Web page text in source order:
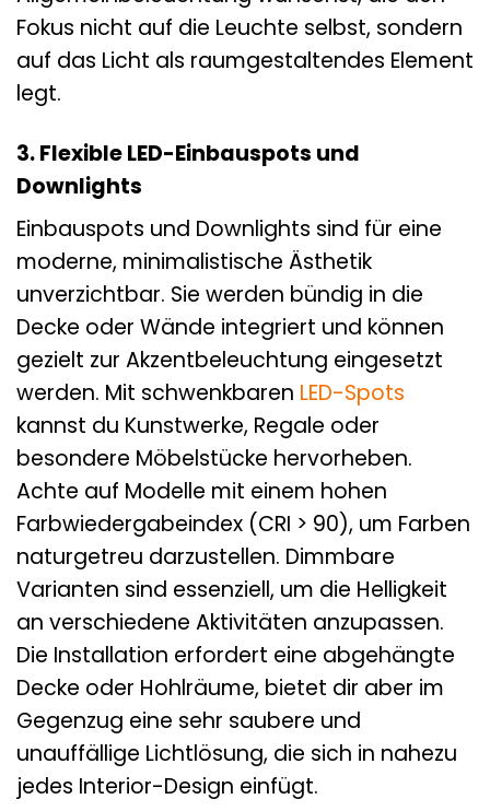
Fokus nicht auf die Leuchte selbst, sondern
auf das Licht als raumgestaltendes Element
legt.
3. Flexible LED-Einbauspots und
Downlights
Einbauspots und Downlights sind für eine
moderne, minimalistische Ästhetik
unverzichtbar. Sie werden bündig in die
Decke oder Wände integriert und können
gezielt zur Akzentbeleuchtung eingesetzt
werden. Mit schwenkbaren LED-Spots
kannst du Kunstwerke, Regale oder
besondere Möbelstücke hervorheben.
Achte auf Modelle mit einem hohen
Farbwiedergabeindex (CRI > 90), um Farben
naturgetreu darzustellen. Dimmbare
Varianten sind essenziell, um die Helligkeit
an verschiedene Aktivitäten anzupassen.
Die Installation erfordert eine abgehängte
Decke oder Hohlräume, bietet dir aber im
Gegenzug eine sehr saubere und
unauffällige Lichtlösung, die sich in nahezu
jedes Interior-Design einfügt.